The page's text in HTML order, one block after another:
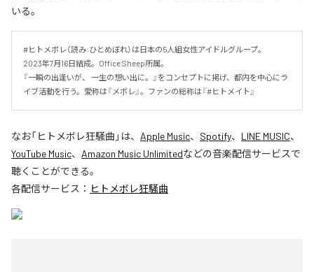
いる。
#ヒトメボレ（読み:ひとめぼれ）は日本の5人組女性アイドルグループ。
2023年7月16日結成。Office Sheep所属。
『一瞬の出逢いが、 一生の想い出に。』をコンセプトに掲げ、都内を中心にラ
イブ活動を行う。愛称は『メボレ』。ファンの総称は『#ヒトメイト』
なお「ヒトメボレ狂騒曲 」は、 Apple Music、 Spotify、 LINE MUSIC、
YouTube Music、 Amazon Music Unlimitedなどの音楽配信サービスで
聴くことができる。
各配信サービス： ヒトメボレ狂騒曲